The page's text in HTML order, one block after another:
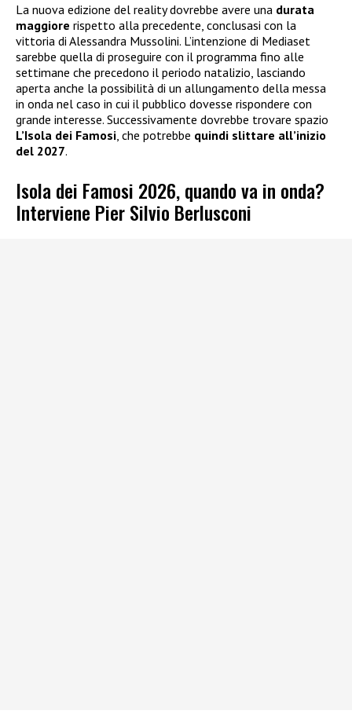
La nuova edizione del reality dovrebbe avere una durata
maggiore rispetto alla precedente, conclusasi con la
vittoria di Alessandra Mussolini. L’intenzione di Mediaset
sarebbe quella di proseguire con il programma fino alle
settimane che precedono il periodo natalizio, lasciando
aperta anche la possibilità di un allungamento della messa
in onda nel caso in cui il pubblico dovesse rispondere con
grande interesse. Successivamente dovrebbe trovare spazio
L’Isola dei Famosi , che potrebbe quindi slittare all’inizio
del 2027.
Isola dei Famosi 2026, quando va in onda?
Interviene Pier Silvio Berlusconi